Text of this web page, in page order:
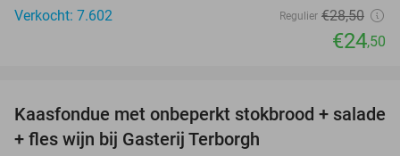
Verkocht: 7.602
Regulier €28,50
€24,50
44%
Kaasfondue met onbeperkt stokbrood + salade
+ fles wijn bij Gasterij Terborgh